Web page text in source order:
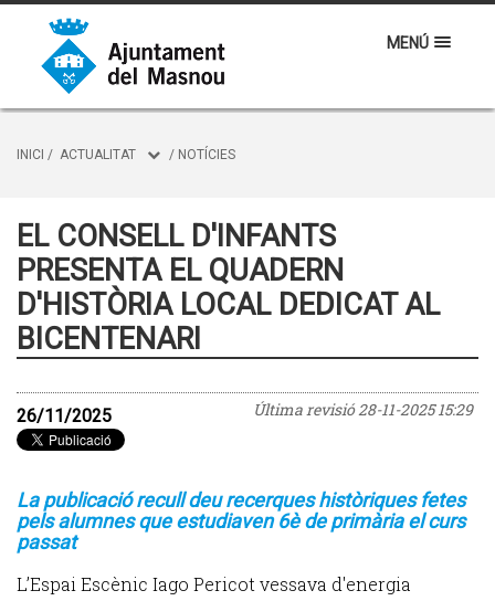
MENÚ
INICI / ACTUALITAT / NOTÍCIES
EL CONSELL D'INFANTS
PRESENTA EL QUADERN
D'HISTÒRIA LOCAL DEDICAT AL
BICENTENARI
Última revisió28-11-2025 15:29
26/11/2025
La publicació recull deu recerques històriques fetes
pels alumnes que estudiaven 6è de primària el curs
passat
L’Espai Escènic Iago Pericot vessava d'energia